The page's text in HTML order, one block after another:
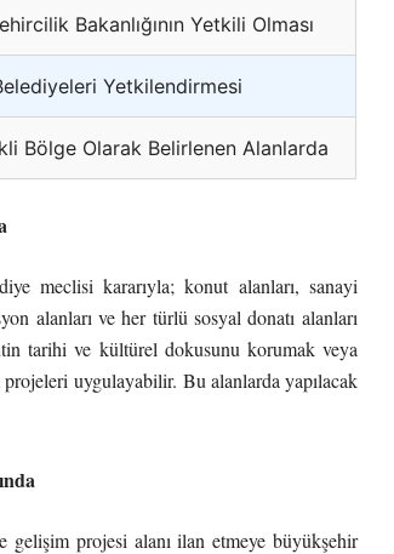
Bakanlığının Yetkili Olması
Yetkilendirmesi
Bölge Olarak Belirlenen Alanlarda
meclisi kararıyla; konut alanları, sanayi
alanları ve her türlü sosyal donatı alanları
tarihi ve kültürel dokusunu korumak veya
uygulayabilir. Bu alanlarda yapılacak
gelişim projesi alanı ilan etmeye büyükşehir